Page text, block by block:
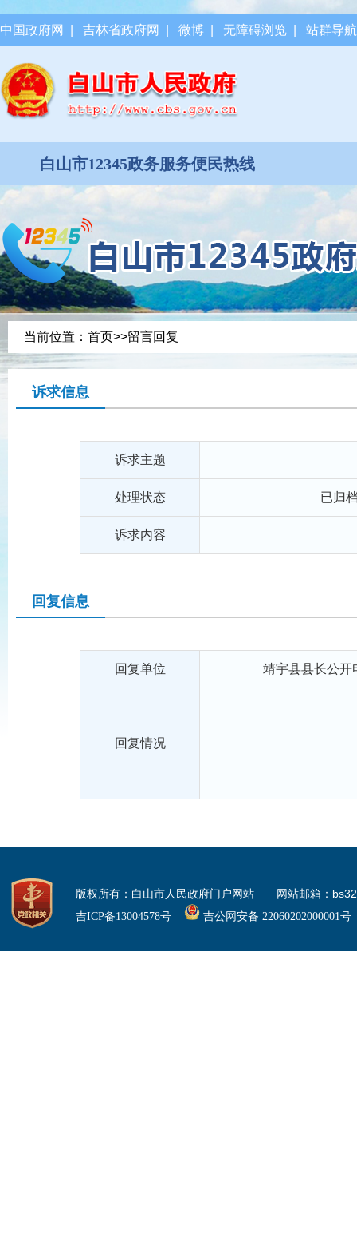
中国政府网 吉林省政府网 微博 无障碍浏览 站群导航
白山市12345政务服务便民热线
当前位置： 首页>>留言回复
诉求信息
诉求主题
处理状态 已归
诉求内容
回复信息
回复单位 靖宇县县长公开
回复情况
版权所有：白山市人民政府门户网站 网站邮箱：
吉ICP备13004578号 吉公网安备 22060202000001号